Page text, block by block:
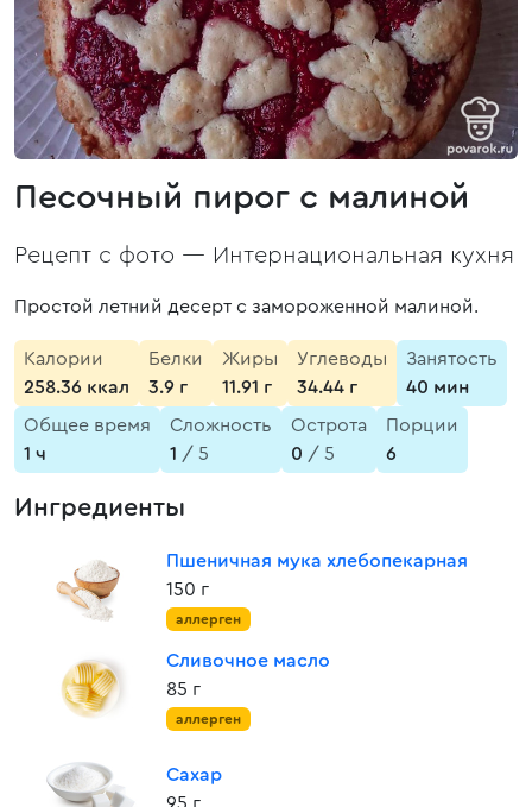
Песочный пирог с малиной
Рецепт с фото — Интернациональная кухня
Простой летний десерт с замороженной малиной.
Калории
258.36 ккал
Белки
3.9 г
Жиры
11.91 г
Углеводы
34.44 г
Занятость
40 мин
Общее время
1 ч
Сложность
1 / 5
Острота
0 / 5
Порции
6
Ингредиенты
Пшеничная мука хлебопекарная
150 г
аллерген
Сливочное масло
85 г
аллерген
Сахар